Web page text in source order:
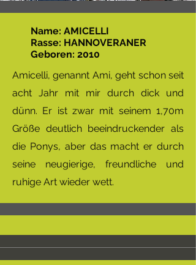
Name: AMICELLI
Rasse: HANNOVERANER
Geboren: 2010
Amicelli, genannt Ami, geht schon seit
acht Jahr mit mir durch dick und
dünn. Er ist zwar mit seinem 1,70m
Größe deutlich beeindruckender als
die Ponys, aber das macht er durch
seine neugierige, freundliche und
ruhige Art wieder wett.